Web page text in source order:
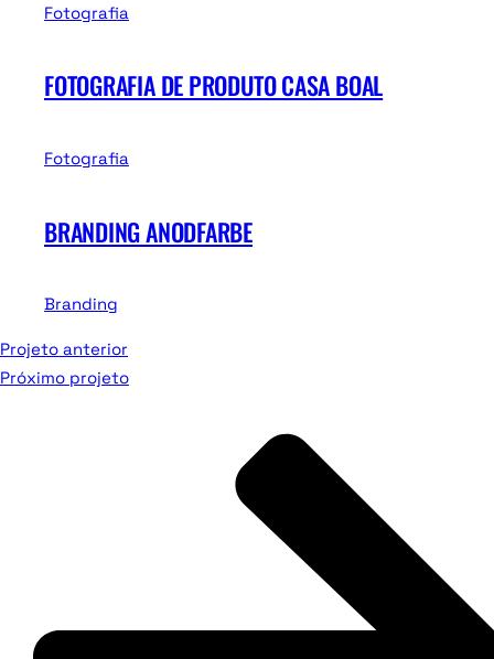
Fotografia
FOTOGRAFIA DE PRODUTO CASA BOAL
Fotografia
BRANDING ANODFARBE
Branding
Projeto anterior
Próximo projeto